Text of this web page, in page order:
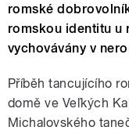
romské
romskou identitu u
vychovávány v
Příběh tancujícího
domě ve Veľkých
Michalovského